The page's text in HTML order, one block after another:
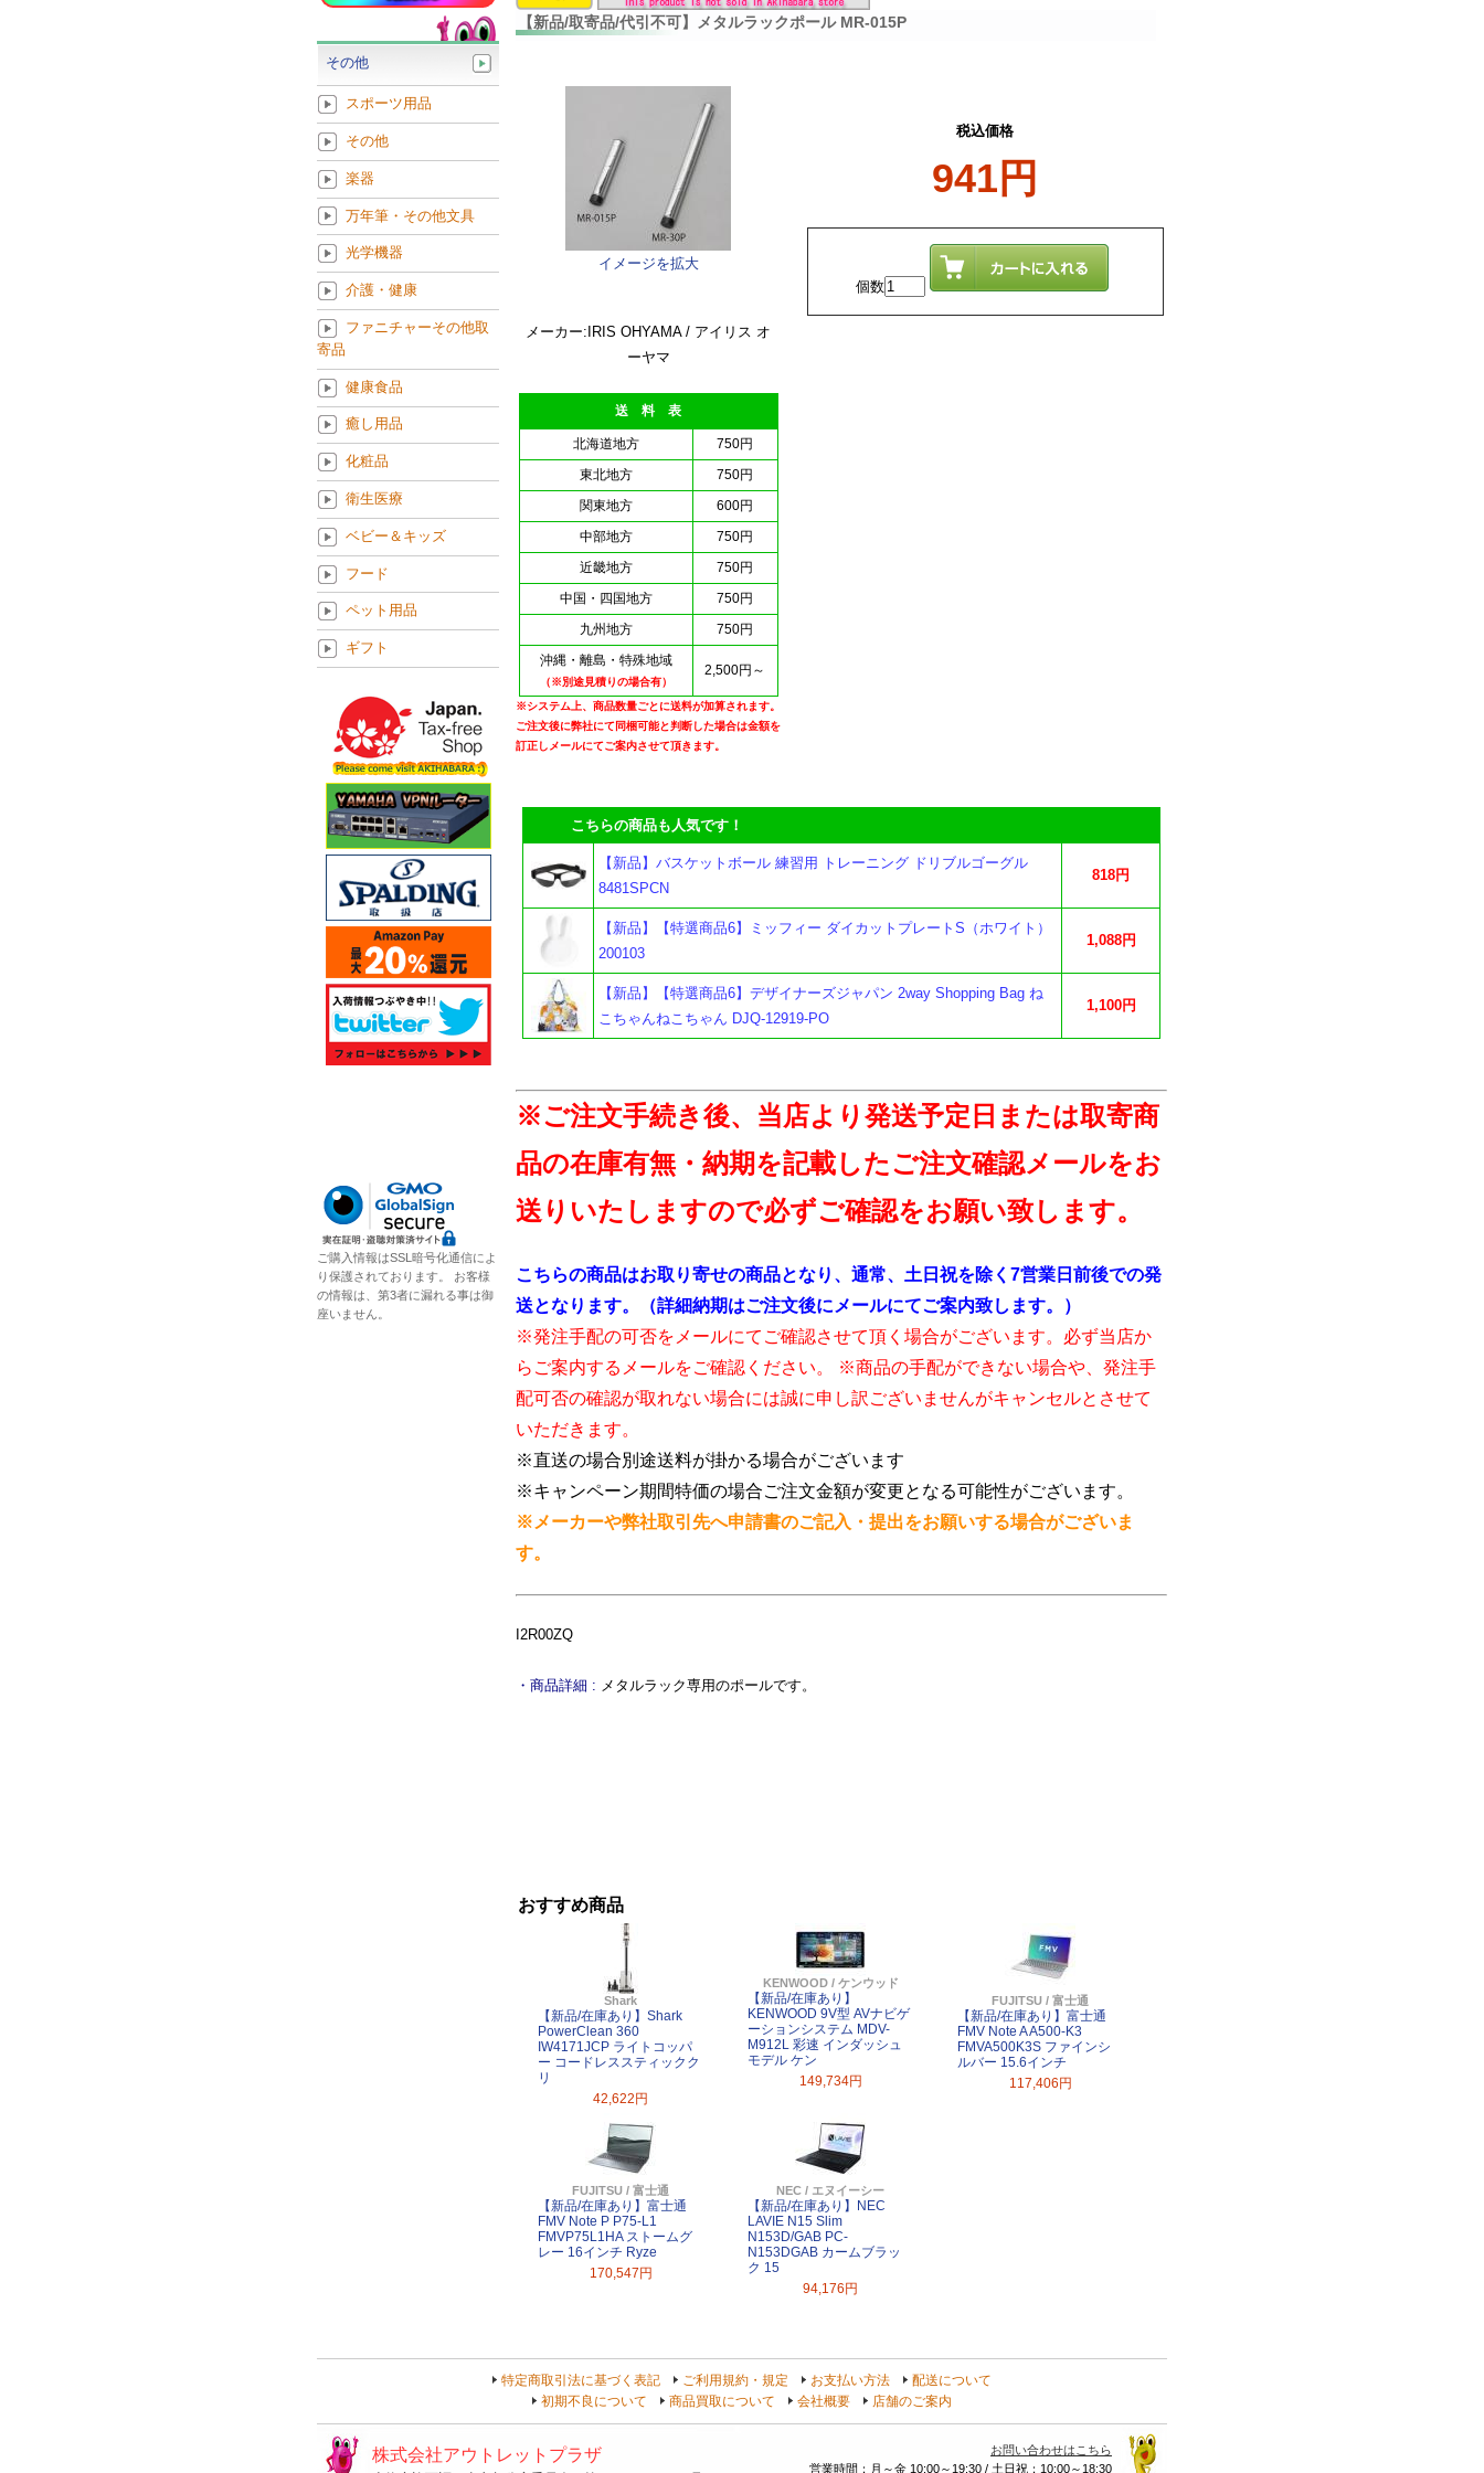
【新品/取寄品/代引不可】メタルラックポール MR-015P
イメージを拡大
メーカー:IRIS OHYAMA / アイリス オ
ーヤマ
送 料 表
北海道地方
750円
東北地方
750円
関東地方
600円
中部地方
750円
近畿地方
750円
中国・四国地方
750円
九州地方
750円
沖縄・離島・特殊地域
（※別途見積りの場合有）
2,500円～
※システム上、商品数量ごとに送料が加算されます。
ご注文後に弊社にて同梱可能と判断した場合は金額を
訂正しメールにてご案内させて頂きます。
税込価格
941円
個数
こちらの商品も人気です！
【新品】バスケットボール 練習用 トレーニング ドリブルゴーグル
8481SPCN
818円
【新品】【特選商品6】ミッフィー ダイカットプレートS（ホワイト）
200103
1,088円
【新品】【特選商品6】デザイナーズジャパン 2way Shopping Bag ね
こちゃんねこちゃん DJQ-12919-PO
1,100円
※ご注文手続き後、当店より発送予定日または取寄商
品の在庫有無・納期を記載したご注文確認メールをお
送りいたしますので必ずご確認をお願い致します。
こちらの商品はお取り寄せの商品となり、通常、土日祝を除く7営業日前後での発
送となります。（詳細納期はご注文後にメールにてご案内致します。）
※発注手配の可否をメールにてご確認させて頂く場合がございます。必ず当店か
らご案内するメールをご確認ください。 ※商品の手配ができない場合や、発注手
配可否の確認が取れない場合には誠に申し訳ございませんがキャンセルとさせて
いただきます。
※直送の場合別途送料が掛かる場合がございます
※キャンペーン期間特価の場合ご注文金額が変更となる可能性がございます。
※メーカーや弊社取引先へ申請書のご記入・提出をお願いする場合がございま
す。
I2R00ZQ
・商品詳細 : メタルラック専用のポールです。
おすすめ商品
Shark
【新品/在庫あり】Shark
PowerClean 360
IW4171JCP ライトコッパ
ー コードレススティックク
リ
42,622円
KENWOOD / ケンウッド
【新品/在庫あり】
KENWOOD 9V型 AVナビゲ
ーションシステム MDV-
M912L 彩速 インダッシュ
モデル ケン
149,734円
FUJITSU / 富士通
【新品/在庫あり】富士通
FMV Note A A500-K3
FMVA500K3S ファインシ
ルバー 15.6インチ
117,406円
FUJITSU / 富士通
【新品/在庫あり】富士通
FMV Note P P75-L1
FMVP75L1HA ストームグ
レー 16インチ Ryze
170,547円
NEC / エヌイーシー
【新品/在庫あり】NEC
LAVIE N15 Slim
N153D/GAB PC-
N153DGAB カームブラッ
ク 15
94,176円
その他
スポーツ用品
その他
楽器
万年筆・その他文具
光学機器
介護・健康
ファニチャーその他取
寄品
健康食品
癒し用品
化粧品
衛生医療
ベビー＆キッズ
フード
ペット用品
ギフト
ご購入情報はSSL暗号化通信によ
り保護されております。 お客様
の情報は、第3者に漏れる事は御
座いません。
特定商取引法に基づく表記 ご利用規約・規定 お支払い方法
配送について
初期不良について
商品買取について 会社概要 店舗のご案内
株式会社アウトレットプラザ
お問い合わせはこちら
営業時間：月～金 10:00～19:30 / 土日祝：10:00～18:30